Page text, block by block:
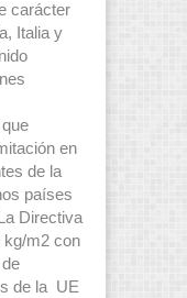
carácter
Italia y
en
de la
países
Directiva
kg/m2 con
de la UE